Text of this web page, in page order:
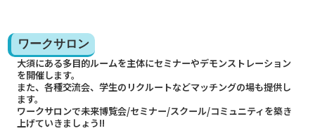
ワークサロン
大須にある多目的ルームを主体にセミナーやデモンストレーション
を開催します。
また、各種交流会、学生のリクルートなどマッチングの場も提供し
ます。
ワークサロンで未来博覧会/セミナー/スクール/コミュニティを築き
上げていきましょう!!